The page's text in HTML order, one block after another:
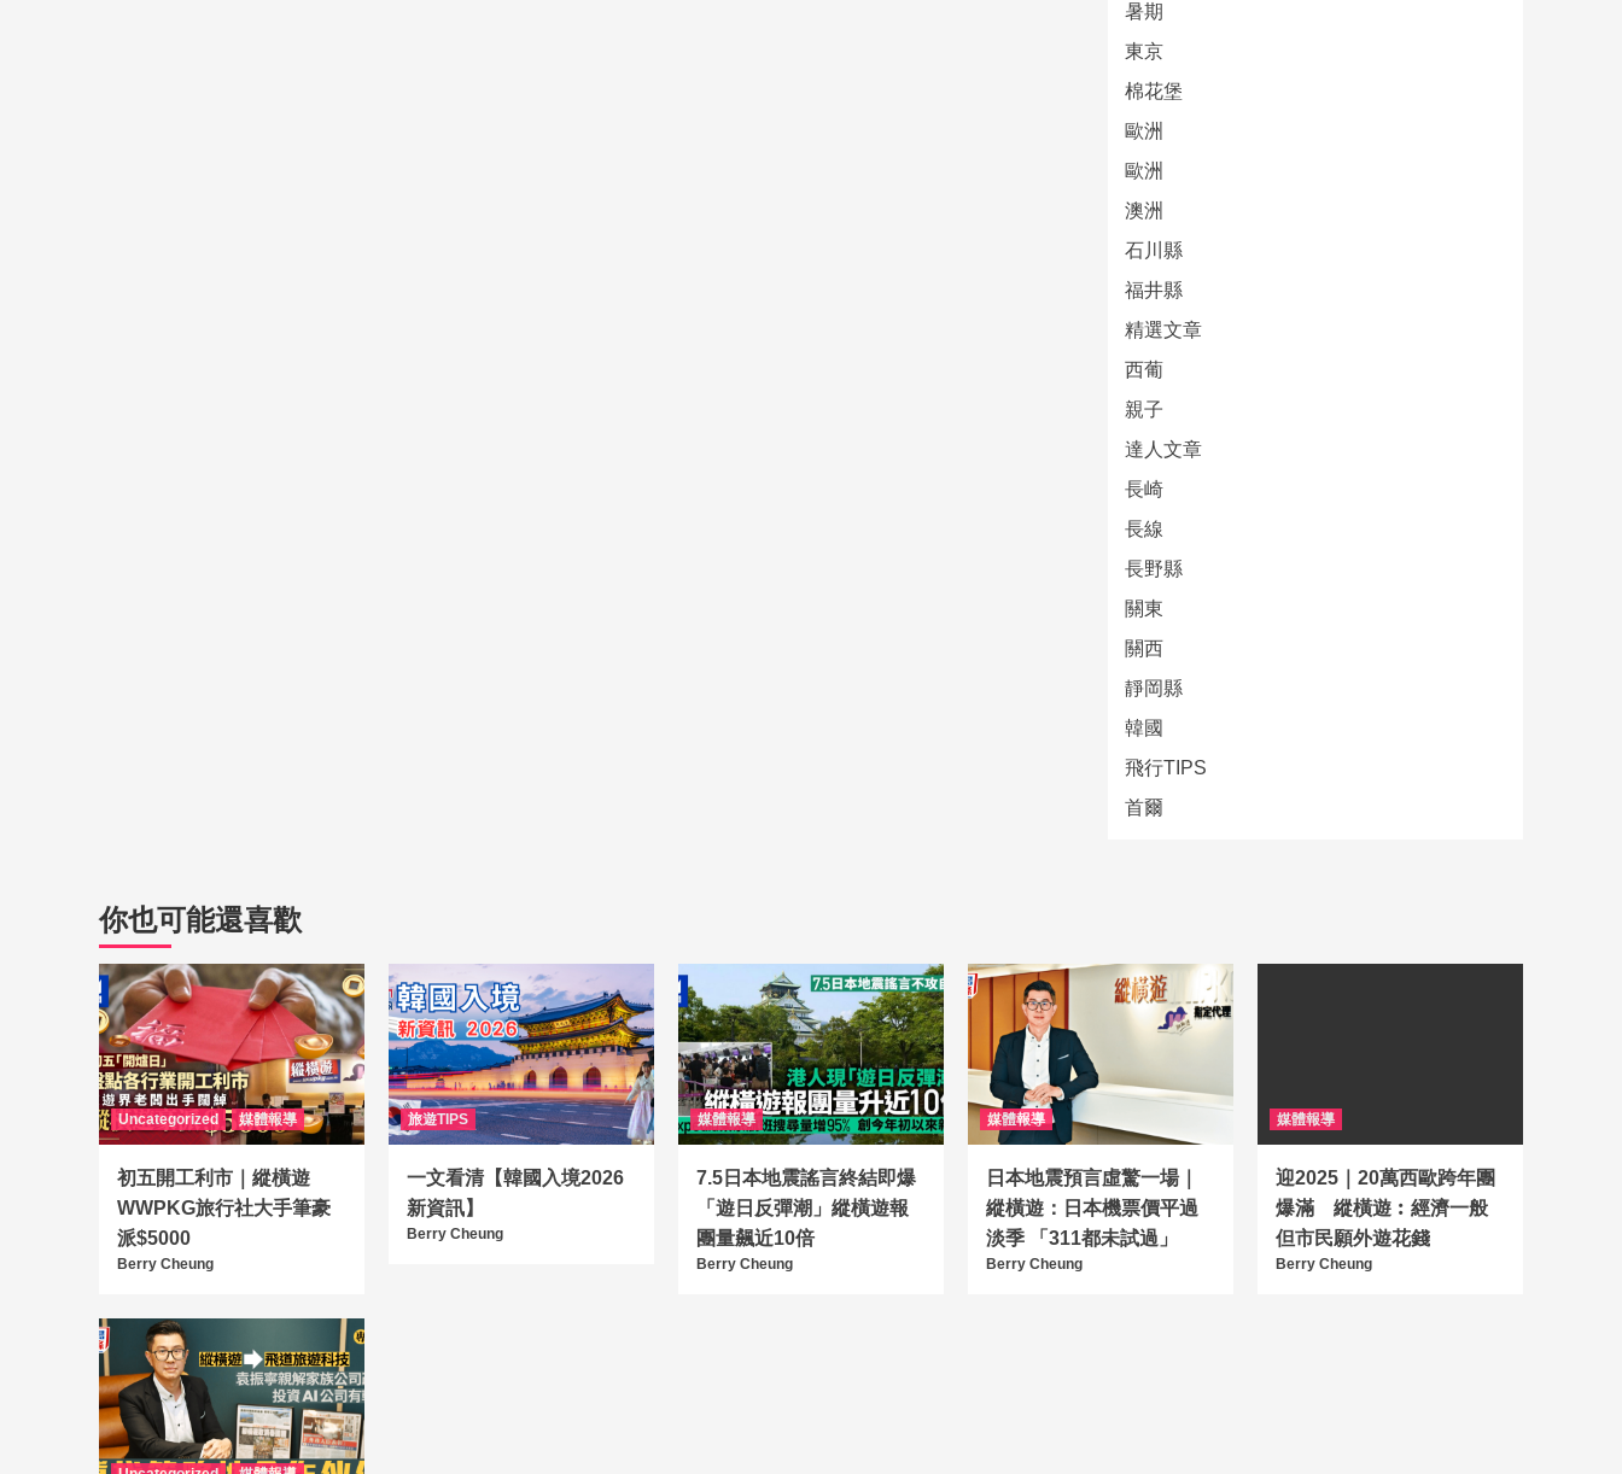
暑期
東京
棉花堡
歐洲
歐洲
澳洲
石川縣
福井縣
精選文章
西葡
親子
達人文章
長崎
長線
長野縣
關東
關西
靜岡縣
韓國
飛行TIPS
首爾
你也可能還喜歡
Uncategorized 媒體報導
初五開工利市｜縱橫遊
WWPKG旅行社大手筆豪
派$5000
Berry Cheung
旅遊TIPS
一文看清【韓國入境2026
新資訊】
Berry Cheung
媒體報導
7.5日本地震謠言終結即爆
「遊日反彈潮」縱橫遊報
團量飆近10倍
Berry Cheung
媒體報導
日本地震預言虛驚一場｜
縱橫遊：日本機票價平過
淡季 「311都未試過」
Berry Cheung
媒體報導
迎2025｜20萬西歐跨年團
爆滿 縱橫遊︰經濟一般
但市民願外遊花錢
Berry Cheung